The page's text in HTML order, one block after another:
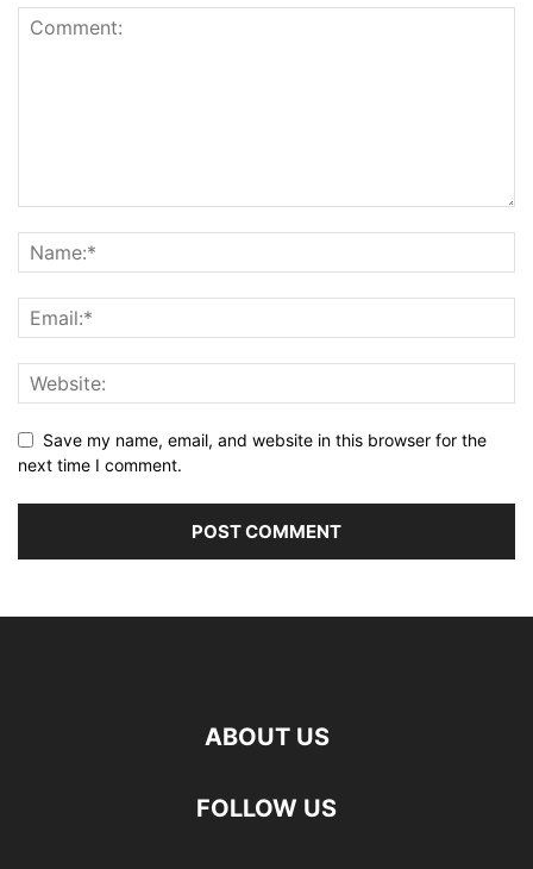
Save my name, email, and website in this browser for the
next time I comment.
ABOUT US
FOLLOW US